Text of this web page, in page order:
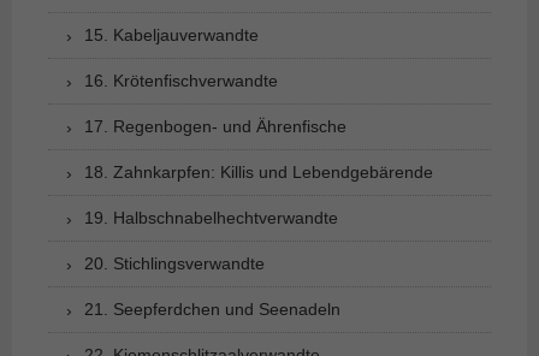
15. Kabeljauverwandte
16. Krötenfischverwandte
17. Regenbogen- und Ährenfische
18. Zahnkarpfen: Killis und Lebendgebärende
19. Halbschnabelhechtverwandte
20. Stichlingsverwandte
21. Seepferdchen und Seenadeln